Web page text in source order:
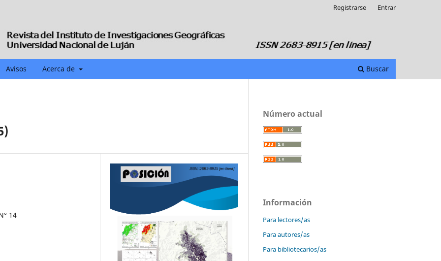
Avisos Acerca de Buscar
Registrarse Entrar
14
Número actual
Información
Para lectores/as
Para autores/as
Para bibliotecarios/as